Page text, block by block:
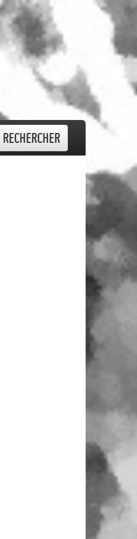
Rechercher